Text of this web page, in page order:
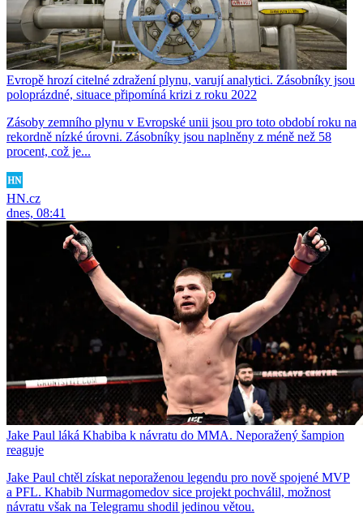
Evropě hrozí citelné zdražení plynu, varují analytici. Zásobníky jsou
poloprázdné, situace připomíná krizi z roku 2022
Zásoby zemního plynu v Evropské unii jsou pro toto období roku na
rekordně nízké úrovni. Zásobníky jsou naplněny z méně než 58
procent, což je...
HN.cz
dnes, 08:41
Jake Paul láká Khabiba k návratu do MMA. Neporažený šampion
reaguje
Jake Paul chtěl získat neporaženou legendu pro nově spojené MVP
a PFL. Khabib Nurmagomedov sice projekt pochválil, možnost
návratu však na Telegramu shodil jedinou větou.